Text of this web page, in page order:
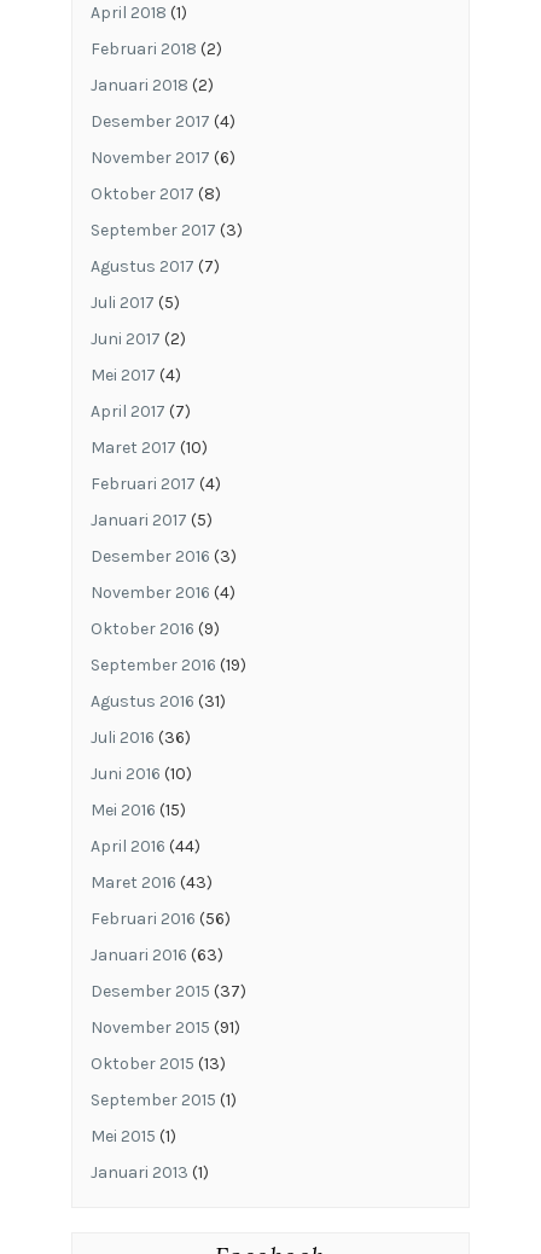
April 2018 (1)
Februari 2018 (2)
Januari 2018 (2)
Desember 2017 (4)
November 2017 (6)
Oktober 2017 (8)
September 2017 (3)
Agustus 2017 (7)
Juli 2017 (5)
Juni 2017 (2)
Mei 2017 (4)
April 2017 (7)
Maret 2017 (10)
Februari 2017 (4)
Januari 2017 (5)
Desember 2016 (3)
November 2016 (4)
Oktober 2016 (9)
September 2016 (19)
Agustus 2016 (31)
Juli 2016 (36)
Juni 2016 (10)
Mei 2016 (15)
April 2016 (44)
Maret 2016 (43)
Februari 2016 (56)
Januari 2016 (63)
Desember 2015 (37)
November 2015 (91)
Oktober 2015 (13)
September 2015 (1)
Mei 2015 (1)
Januari 2013 (1)